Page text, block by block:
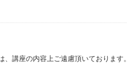
講座の内容上ご遠慮頂いております。